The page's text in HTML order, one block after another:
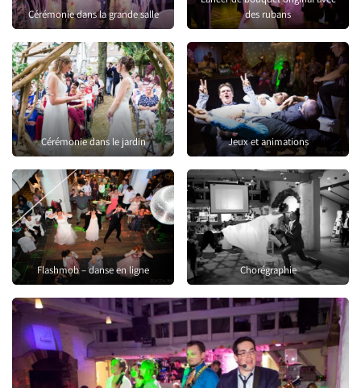
Cérémonie dans la grande salle
des rubans
Cérémonie dans le jardin Jeux et animations
Flashmob – danse en ligne Chorégraphie